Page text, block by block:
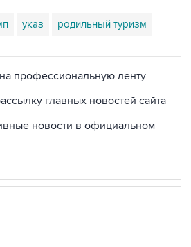
указ родильный туризм
профессиональную ленту
главных новостей сайта
новости в официальном